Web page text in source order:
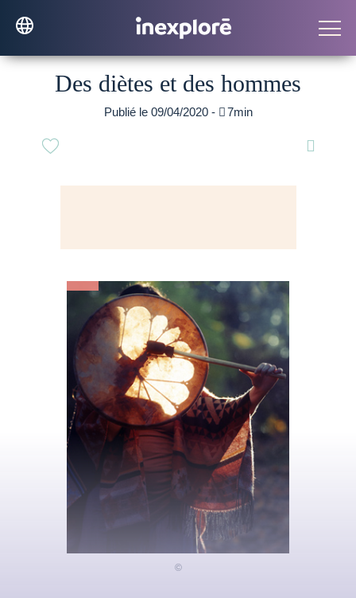
Des diètes et des hommes
Publié le 09/04/2020 - 7min
